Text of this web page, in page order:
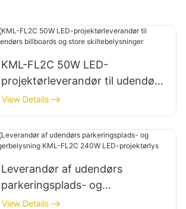
KML-FL2C 50W LED-
projektørleverandør til udendørs
billboards og store
skiltebelysninger
View Details
Leverandør af udendørs
parkeringsplads- og
lagerbelysning KML-FL2C 240W
View Details